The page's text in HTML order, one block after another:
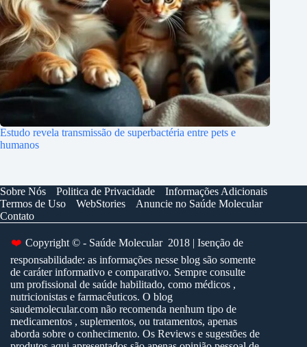
Estudo revela transmissão de superbactéria entre pets e
humanos
Sobre Nós Politica de Privacidade
Informações Adicionais
Termos de Uso
WebStories
Anuncie no Saúde Molecular
Contato
❤️ Copyright © - Saúde Molecular 2018 | Isenção de
responsabilidade: as informações nesse blog são somente
de caráter informativo e comparativo. Sempre consulte
um profissional de saúde habilitado, como médicos ,
nutricionistas e farmacêuticos. O blog
saudemolecular.com não recomenda nenhum tipo de
medicamentos , suplementos, ou tratamentos, apenas
aborda sobre o conhecimento. Os Reviews e sugestões de